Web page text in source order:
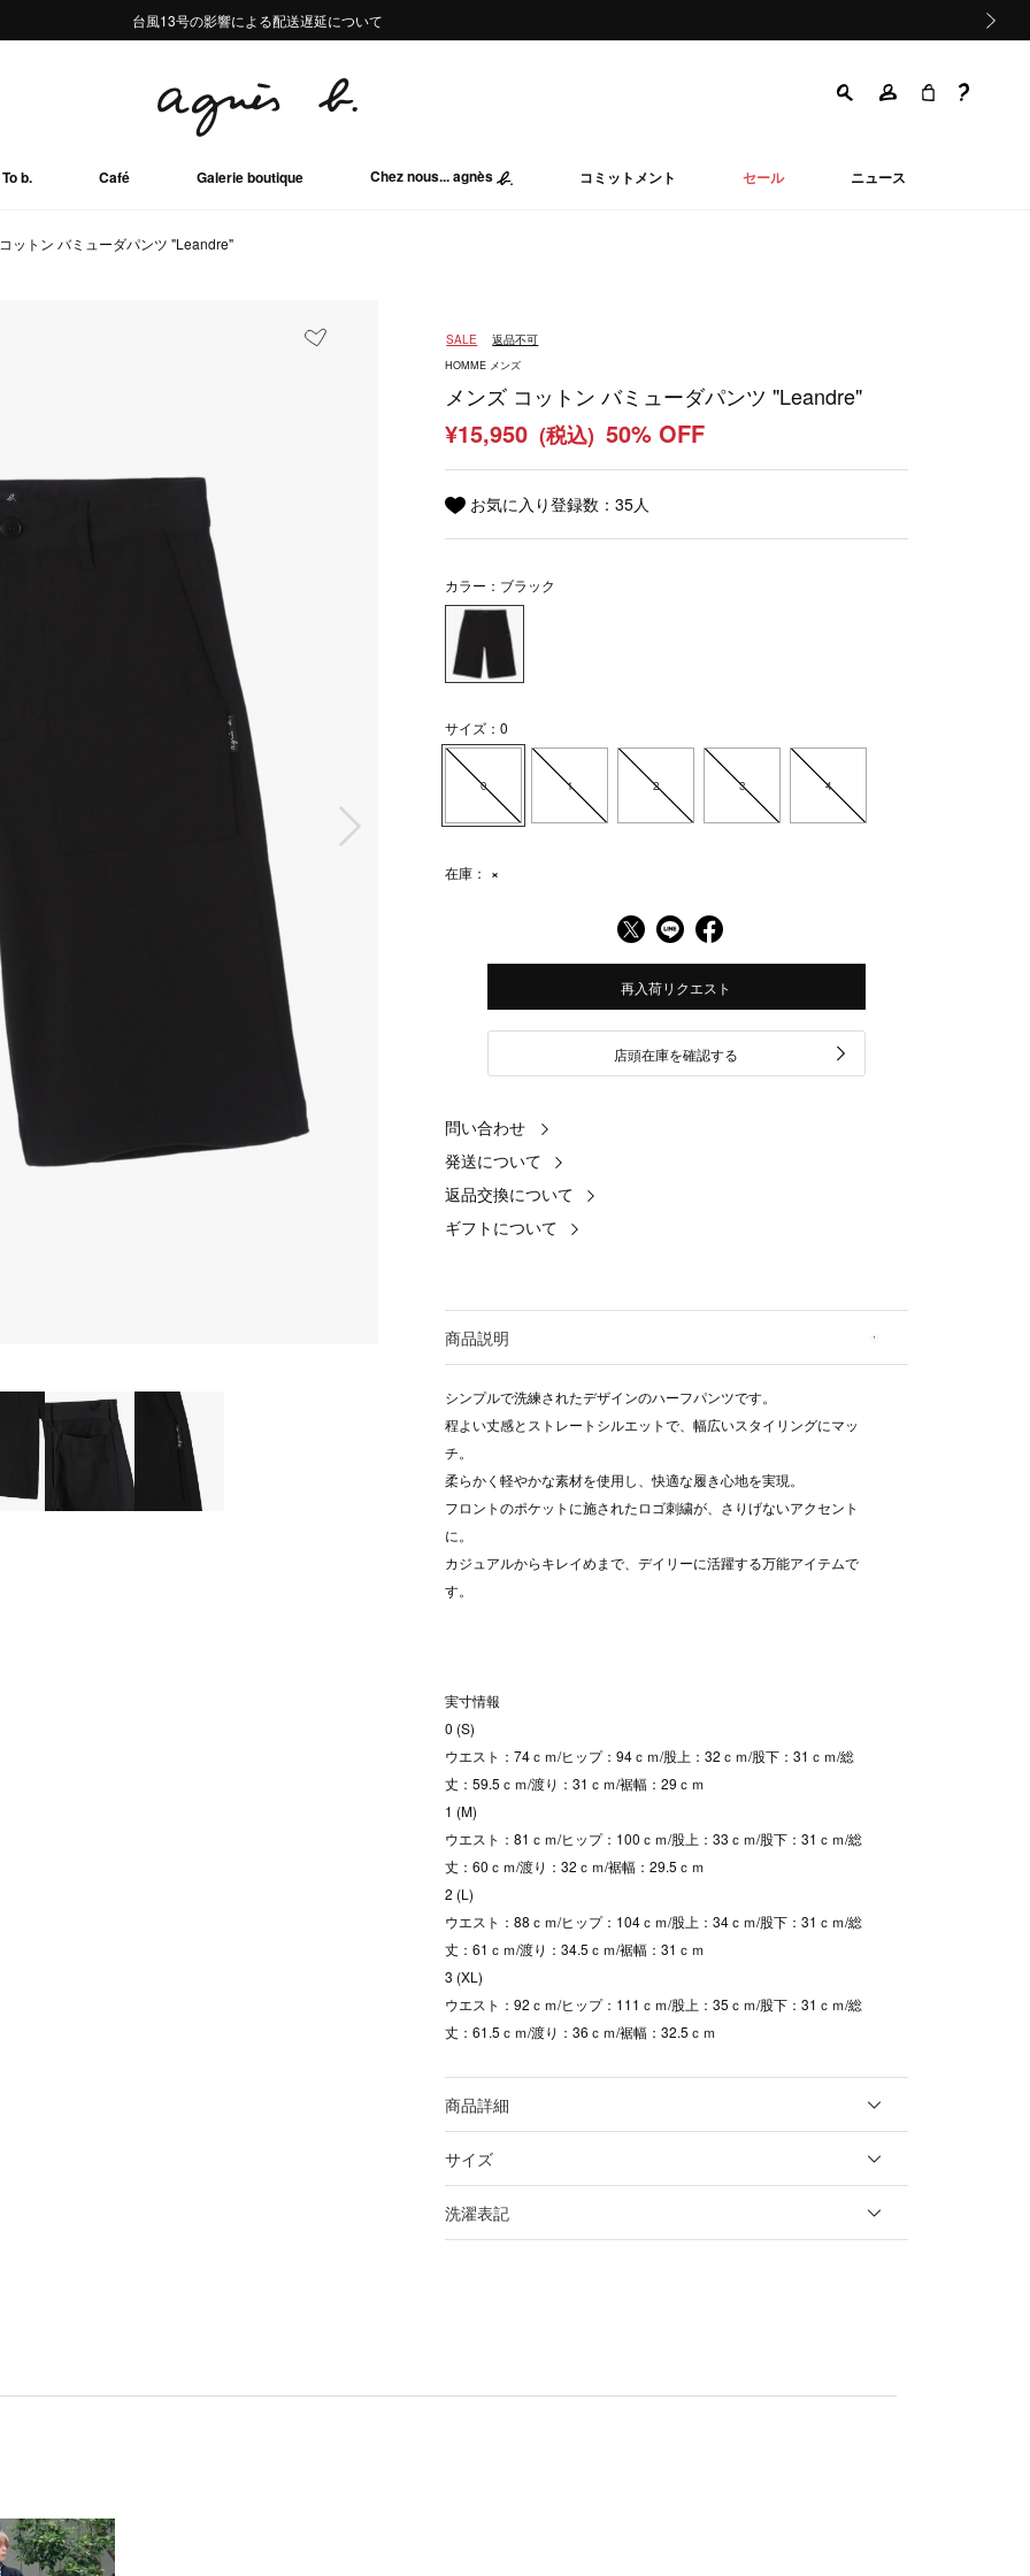
熊本地域地震の影響による配送遅延について
Summer Sale 2buy10%OFF!!
台風13号の影響による配送遅延について
熊本地域地震の影響による配送遅延について
Summer Sale 2buy10%OFF!!
To b. Café Galerie boutique Chez nous... agnès コミットメント セール ニュース
ットン バミューダパンツ "Leandre"
SALE 返品不可
HOMME メンズ
メンズ コットン バミューダパンツ "Leandre"
¥15,950 (税込) 50% OFF
お気に入り登録数：35人
カラー：ブラック
サイズ：0
0 1 2 3 4
在庫： ×
再入荷リクエスト
店頭在庫を確認する
問い合わせ
発送について
返品交換について
ギフトについて
商品説明
シンプルで洗練されたデザインのハーフパンツです。
程よい丈感とストレートシルエットで、幅広いスタイリングにマッ
チ。
柔らかく軽やかな素材を使用し、快適な履き心地を実現。
フロントのポケットに施されたロゴ刺繍が、さりげないアクセント
に。
カジュアルからキレイめまで、デイリーに活躍する万能アイテムで
す。
実寸情報
0 (S)
ウエスト：74ｃｍ/ヒップ：94ｃｍ/股上：32ｃｍ/股下：31ｃｍ/総
丈：59.5ｃｍ/渡り：31ｃｍ/裾幅：29ｃｍ
1 (M)
ウエスト：81ｃｍ/ヒップ：100ｃｍ/股上：33ｃｍ/股下：31ｃｍ/総
丈：60ｃｍ/渡り：32ｃｍ/裾幅：29.5ｃｍ
2 (L)
ウエスト：88ｃｍ/ヒップ：104ｃｍ/股上：34ｃｍ/股下：31ｃｍ/総
丈：61ｃｍ/渡り：34.5ｃｍ/裾幅：31ｃｍ
3 (XL)
ウエスト：92ｃｍ/ヒップ：111ｃｍ/股上：35ｃｍ/股下：31ｃｍ/総
丈：61.5ｃｍ/渡り：36ｃｍ/裾幅：32.5ｃｍ
商品詳細
サイズ
洗濯表記